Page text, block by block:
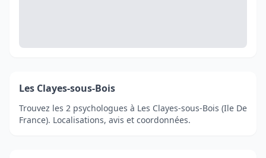
Les Clayes-sous-Bois
Trouvez les 2 psychologues à Les Clayes-sous-Bois (Ile De
France). Localisations, avis et coordonnées.